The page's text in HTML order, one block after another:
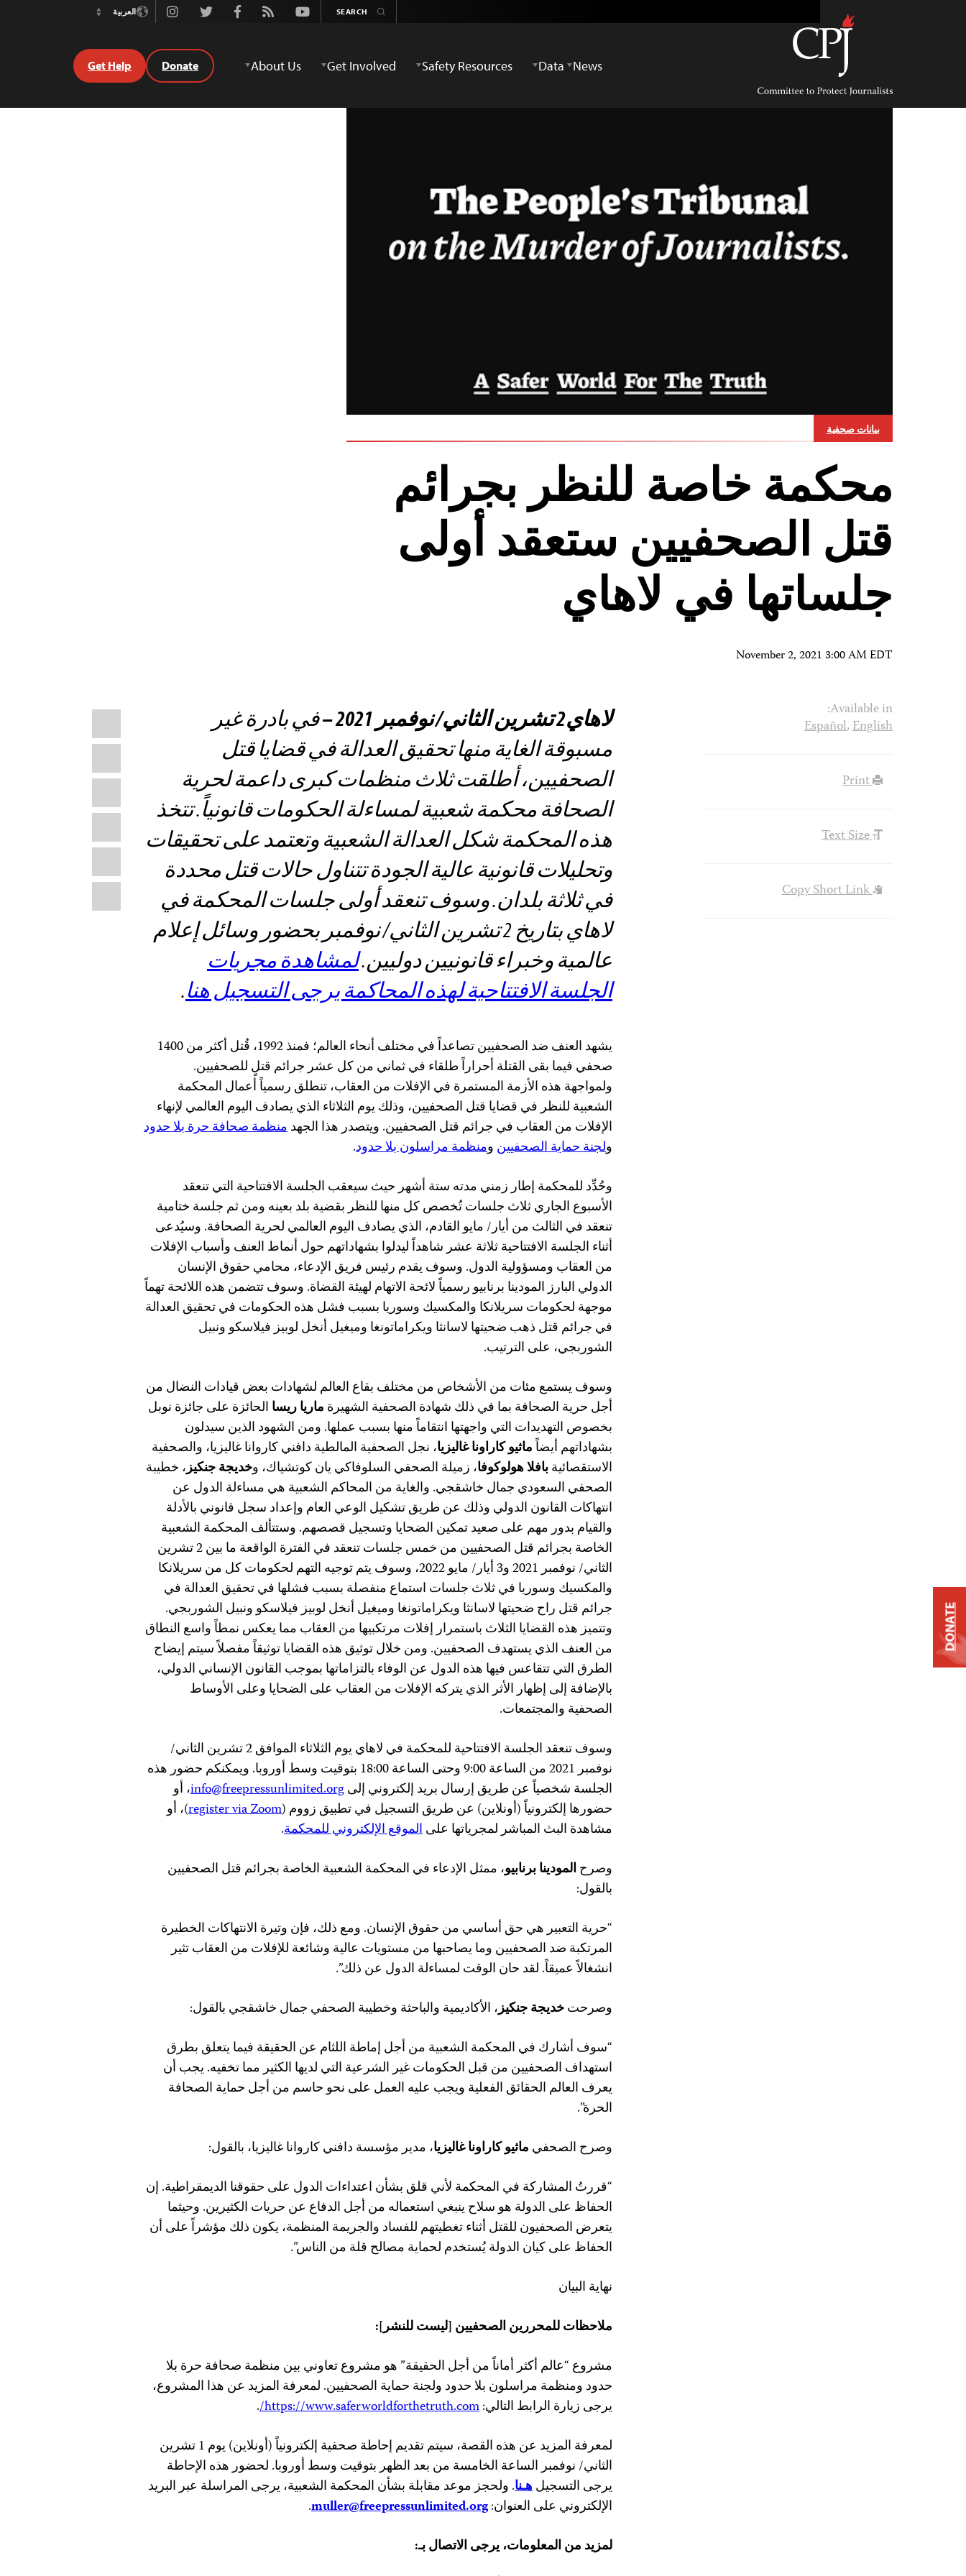
Committee
Protect
Youtube
Rss
Facebook
Twitter
Instagramالعربية
Switch
News
Data
Safety Resources
Get Involved
About Us
Donate
Get Help
بيانات صحفية
محكمة خاصة للنظر بجرائم
قتل الصحفيين ستعقد أولى
جلساتها في لاهاي
November 2, 2021 3:00 AM EDT
Share
this:
لاهاي2 تشرين الثاني/ نوفمبر 2021 –
في بادرة غير
مسبوقة الغاية منها تحقيق العدالة في قضايا قتل
الصحفيين، أطلقت ثلاث منظمات كبرى داعمة لحرية
الصحافة محكمة شعبية لمساءلة الحكومات قانونياً. تتخذ
هذه المحكمة شكل العدالة الشعبية وتعتمد على تحقيقات
وتحليلات قانونية عالية الجودة تتناول حالات قتل محددة
في ثلاثة بلدان. وسوف تنعقد أولى جلسات المحكمة في
لاهاي بتاريخ 2 تشرين الثاني/ نوفمبر بحضور وسائل إعلام
عالمية وخبراء قانونيين دوليين.لمشاهدة مجريات
الجلسة الافتتاحية لهذه المحاكمة يرجى التسجيل هنا.
يشهد العنف ضد الصحفيين تصاعداً في مختلف أنحاء العالم؛ فمنذ 1992، قُتل أكثر من 1400
صحفي فيما بقى القتلة أحراراً طلقاء في ثماني من كل عشر جرائم قتلٍ للصحفيين.
ولمواجهة هذه الأزمة المستمرة في الإفلات من العقاب، تنطلق رسمياً أعمال المحكمة
الشعبية للنظر في قضايا قتل الصحفيين، وذلك يوم الثلاثاء الذي يصادف اليوم العالمي لإنهاء
الإفلات من العقاب في جرائم قتل الصحفيين. ويتصدر هذا الجهدمنظمة صحافة حرة بلا حدود
ولجنة حماية الصحفيين ومنظمة مراسلون بلا حدود.
وحُدِّد للمحكمة إطار زمني مدته ستة أشهر حيث سيعقب الجلسة الافتتاحية التي تنعقد
الأسبوع الجاري ثلاث جلسات تُخصص كل منها للنظر بقضية بلد بعينه ومن ثم جلسة ختامية
تنعقد في الثالث من أيار/ مايو القادم، الذي يصادف اليوم العالمي لحرية الصحافة. وسيُدعى
أثناء الجلسة الافتتاحية ثلاثة عشر شاهداً ليدلوا بشهاداتهم حول أنماط العنف وأسباب الإفلات
من العقاب ومسؤولية الدول. وسوف يقدم رئيس فريق الإدعاء، محامي حقوق الإنسان
الدولي البارز المودينا برنابيو رسمياً لائحة الاتهام لهيئة القضاة. وسوف تتضمن هذه اللائحة تهماً
موجهة لحكومات سريلانكا والمكسيك وسوريا بسبب فشل هذه الحكومات في تحقيق العدالة
في جرائم قتل ذهب ضحيتها لاسانثا ويكراماتونغا وميغيل أنخل لوبيز فيلاسكو ونبيل
الشوربجي، على الترتيب.
وسوف يستمع مئات من الأشخاص من مختلف بقاع العالم لشهادات بعض قيادات النضال من
أجل حرية الصحافة بما في ذلك شهادة الصحفية الشهيرة ماريا ريسا الحائزة على جائزة نوبل
بخصوص التهديدات التي واجهتها انتقاماً منها بسبب عملها. ومن الشهود الذين سيدلون
بشهاداتهم أيضاًماثيو كاراونا غاليزيا، نجل الصحفية المالطية دافني كاروانا غاليزيا، والصحفية
الاستقصائيةبافلا هولوكوفا، زميلة الصحفي السلوفاكي يان كوتشياك، وخديجة جنكيز، خطيبة
الصحفي السعودي جمال خاشقجي. والغاية من المحاكم الشعبية هي مساءلة الدول عن
انتهاكات القانون الدولي وذلك عن طريق تشكيل الوعي العام وإعداد سجل قانوني بالأدلة
والقيام بدور مهم على صعيد تمكين الضحايا وتسجيل قصصهم. وستتألف المحكمة الشعبية
الخاصة بجرائم قتل الصحفيين من خمس جلسات تنعقد في الفترة الواقعة ما بين 2 تشرين
الثاني/ نوفمبر 2021 و3 أيار/ مايو 2022، وسوف يتم توجيه التهم لحكومات كل من سريلانكا
والمكسيك وسوريا في ثلاث جلسات استماع منفصلة بسبب فشلها في تحقيق العدالة في
جرائم قتل راح ضحيتها لاسانثا ويكراماتونغا وميغيل أنخل لوبيز فيلاسكو ونبيل الشوربجي.
وتتميز هذه القضايا الثلاث باستمرار إفلات مرتكبيها من العقاب مما يعكس نمطاً واسع النطاق
من العنف الذي يستهدف الصحفيين. ومن خلال توثيق هذه القضايا توثيقاً مفصلاً سيتم إيضاح
الطرق التي تتقاعس فيها هذه الدول عن الوفاء بالتزاماتها بموجب القانون الإنساني الدولي،
بالإضافة إلى إظهار الأثر الذي يتركه الإفلات من العقاب على الضحايا وعلى الأوساط
الصحفية والمجتمعات.
وسوف تنعقد الجلسة الافتتاحية للمحكمة في لاهاي يوم الثلاثاء الموافق 2 تشرين الثاني/
نوفمبر 2021 من الساعة 9:00 وحتى الساعة 18:00 بتوقيت وسط أوروبا. ويمكنكم حضور هذه
الجلسة شخصياً عن طريق إرسال بريد إلكتروني إلىinfo@freepressunlimited.org، أو
حضورها إلكترونياً (أونلاين) عن طريق التسجيل في تطبيق زووم (register via Zoom)، أو
مشاهدة البث المباشر لمجرياتها علىالموقع الإلكتروني للمحكمة.
وصرح المودينا برنابيو، ممثل الإدعاء في المحكمة الشعبية الخاصة بجرائم قتل الصحفيين
بالقول:
“حرية التعبير هي حق أساسي من حقوق الإنسان. ومع ذلك، فإن وتيرة الانتهاكات الخطيرة
المرتكبة ضد الصحفيين وما يصاحبها من مستويات عالية وشائعة للإفلات من العقاب تثير
انشغالاً عميقاً. لقد حان الوقت لمساءلة الدول عن ذلك”.
وصرحتخديجة جنكيز، الأكاديمية والباحثة وخطيبة الصحفي جمال خاشقجي بالقول:
“سوف أشارك في المحكمة الشعبية من أجل إماطة اللثام عن الحقيقة فيما يتعلق بطرق
استهداف الصحفيين من قبل الحكومات غير الشرعية التي لديها الكثير مما تخفيه. يجب أن
يعرف العالم الحقائق الفعلية ويجب عليه العمل على نحو حاسم من أجل حماية الصحافة
الحرة”.
وصرح الصحفي ماثيو كاراونا غاليزيا، مدير مؤسسة دافني كاروانا غاليزيا، بالقول:
“قررتُ المشاركة في المحكمة لأني قلق بشأن اعتداءات الدول على حقوقنا الديمقراطية. إن
الحفاظ على الدولة هو سلاح ينبغي استعماله من أجل الدفاع عن حريات الكثيرين. وحيثما
يتعرض الصحفيون للقتل أثناء تغطيتهم للفساد والجريمة المنظمة، يكون ذلك مؤشراً على أن
الحفاظ على كيان الدولة يُستخدم لحماية مصالح قلة من الناس”.
نهاية البيان
ملاحظات للمحررين الصحفيين [ليست للنشر]:
مشروع “عالم أكثر أماناً من أجل الحقيقة” هو مشروع تعاوني بين منظمة صحافة حرة بلا
حدود ومنظمة مراسلون بلا حدود ولجنة حماية الصحفيين. لمعرفة المزيد عن هذا المشروع،
يرجى زيارة الرابط التالي:https://www.saferworldforthetruth.com/
.
لمعرفة المزيد عن هذه القصة، سيتم تقديم إحاطة صحفية إلكترونياً (أونلاين) يوم 1 تشرين
الثاني/ نوفمبر الساعة الخامسة من بعد الظهر بتوقيت وسط أوروبا. لحضور هذه الإحاطة
يرجى التسجيلهـنا. ولحجز موعد مقابلة بشأن المحكمة الشعبية، يرجى المراسلة عبر البريد
الإلكتروني على العنوان:muller@freepressunlimited.org
.
لمزيد من المعلومات، يرجى الاتصال بـ:
Available in:
Español,English
Print
Text Size
Copy Short Link
DONATE